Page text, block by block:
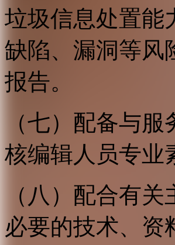
垃圾信息处置能
缺陷、漏洞等风
报告。
（七）配备与
核编辑人员专业
（八）配合有
必要的技术、资